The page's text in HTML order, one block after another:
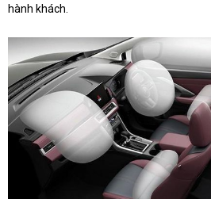
hành khách.